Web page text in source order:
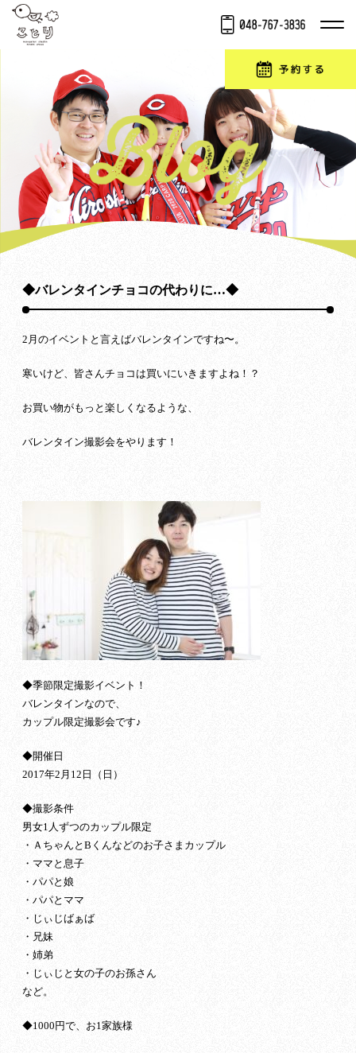
◆バレンタインチョコの代わりに…◆
2月のイベントと言えばバレンタインですね〜。
寒いけど、皆さんチョコは買いにいきますよね！？
お買い物がもっと楽しくなるような、
バレンタイン撮影会をやります！
◆季節限定撮影イベント！
バレンタインなので、
カップル限定撮影会です♪
◆開催日
2017年2月12日（日）
◆撮影条件
男女1人ずつのカップル限定
・ＡちゃんとBくんなどのお子さまカップル
・ママと息子
・パパと娘
・パパとママ
・じぃじばぁば
・兄妹
・姉弟
・じぃじと女の子のお孫さん
など。
◆1000円で、お1家族様